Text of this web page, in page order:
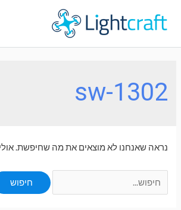
לתוכן
sw-1302
נראה שאנחנו לא מוצאים את מה שחיפשת. אולי
for: